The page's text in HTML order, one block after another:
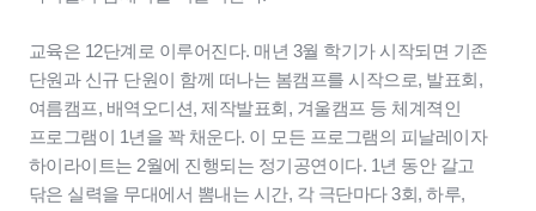
교육은 12단계로 이루어진다. 매년 3월 학기가 시작되면 기존
단원과 신규 단원이 함께 떠나는 봄캠프를 시작으로, 발표회,
여름캠프, 배역오디션, 제작발표회, 겨울캠프 등 체계젹인
프로그램이 1년을 꽉 채운다. 이 모든 프로그램의 피날레이자
하이라이트는 2월에 진행되는 정기공연이다. 1년 동안 갈고
닦은 실력을 무대에서 뽐내는 시간, 각 극단마다 3회, 하루,